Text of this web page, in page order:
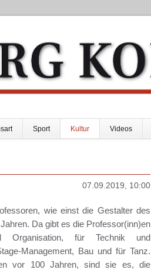
Sport Kultur Videos
07.09.2019, 10:00
wie einst die Gestalter des
Da gibt es die Professor(inn)en
Organisation, für Technik und
Management, Bau und für Tanz.
vor 100 Jahren, sind sie es, die